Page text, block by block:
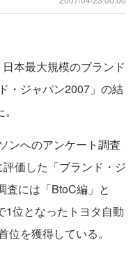
本最大規模のブランド
・ジャパン2007」の結
ンへのアンケート調査
価した「ブランド・ジ
査には「BtoC編」と
1位となったトヨタ自動
を獲得している。